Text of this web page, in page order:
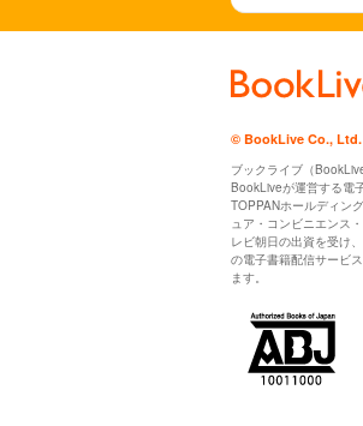
© BookLive Co., Ltd.
ブックライブ（
BookLiveが運営する電
TOPPANホールディン
ュア・コンビニエンス
レビ朝日の出資を受け
の電子書籍配信サービ
ます。